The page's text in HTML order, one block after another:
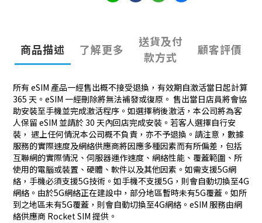
商品描述 了解更多
送貨及付
款方式
顧客評價
所有 eSIM 產品一經售出概不接受退換，有效期自激活當日起計算
365 天。eSIM 一經刪除將無法補發或復原。 售出當日店員將會協
助安裝至手機並完成激活程序。如選擇稍後激活，本公司將為客
人保留 eSIM 並請於 30 天內回店完成安裝。若客人選擇自行安
裝， 遇上任何情況本公司概不負責，亦不予退換。請注意，數據
服務的實際速度及網絡供應商將因應多種因素而有所偏差，包括
互聯網的實際情況、伺服器運作速度、網絡性能、覆蓋範圍、所
使用的電腦或裝置、硬體、軟件以及其他因素。如需支援5G網
絡，手機必須支援5G技術。如手機不支援5G，則會自動切換至4G
網絡。由於5G網絡正在建設中，部分地區暫時未有5G覆蓋。如所
到之地區未有5G覆蓋，則會自動切換至4G網絡。eSIM 服務由網
絡供應商 Rocket SIM 提供。